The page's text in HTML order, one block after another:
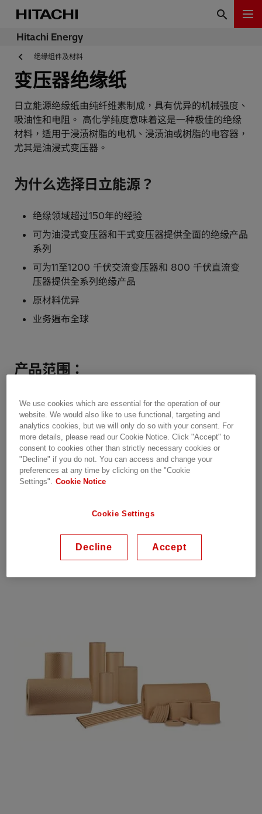
Hitachi Energy
绝缘组件及材料
变压器绝缘纸
日立能源绝缘纸由纯纤维素制成，具有优异的机械强度、
吸油性和电阻。 高化学纯度意味着这是一种极佳的绝缘
材料，适用于浸渍树脂的电机、浸渍油或树脂的电容器，
尤其是油浸式变压器。
为什么选择日立能源？
绝缘领域超过150年的经验
可为油浸式变压器和干式变压器提供全面的绝缘产品
系列
可为11至1200 千伏交流变压器和 800 千伏直流变
压器提供全系列绝缘产品
原材料优异
业务遍布全球
产品范围：
符合 IEC 标准
极高纯度
优异的浸油性
机械强度
较低且可预测的收缩率
相对介电常数 ε ~4.4 (油值 2.2)
A级绝缘等级（105 °C）
We use cookies which are essential for the operation of our
website. We would also like to use functional, targeting and
analytics cookies, but we will only do so with your consent. For
more details, please read our Cookie Notice. Click "Accept" to
consent to cookies other than strictly necessary cookies or
"Decline" if you do not. You can access and change your
preferences at any time by clicking on the "Cookie
Settings". Cookie Notice
Cookie Settings
Decline Accept